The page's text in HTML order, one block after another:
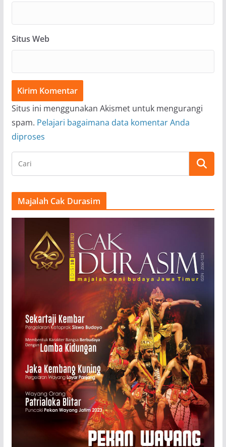
Situs Web
Situs ini menggunakan Akismet untuk mengurangi
spam. Pelajari bagaimana data komentar Anda
diproses
Majalah Cak Durasim